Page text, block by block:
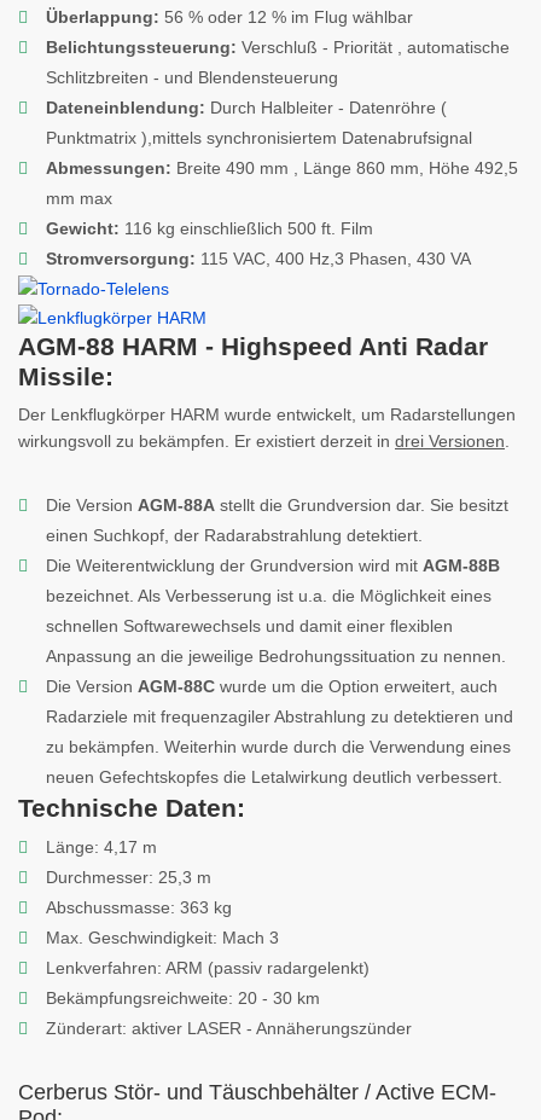
Überlappung: 56 % oder 12 % im Flug wählbar
Belichtungssteuerung: Verschluß - Priorität , automatische
Schlitzbreiten - und Blendensteuerung
Dateneinblendung: Durch Halbleiter - Datenröhre (
Punktmatrix ),mittels synchronisiertem Datenabrufsignal
Abmessungen: Breite 490 mm , Länge 860 mm, Höhe 492,5
mm max
Gewicht: 116 kg einschließlich 500 ft. Film
Stromversorgung: 115 VAC, 400 Hz,3 Phasen, 430 VA
AGM-88 HARM - Highspeed Anti Radar
Missile:
Der Lenkflugkörper HARM wurde entwickelt, um Radarstellungen
wirkungsvoll zu bekämpfen. Er existiert derzeit in drei Versionen
Die Version AGM-88A stellt die Grundversion dar. Sie besitzt
einen Suchkopf, der Radarabstrahlung detektiert.
Die Weiterentwicklung der Grundversion wird mit AGM-88B
bezeichnet. Als Verbesserung ist u.a. die Möglichkeit eines
schnellen Softwarewechsels und damit einer flexiblen
Anpassung an die jeweilige Bedrohungssituation zu nennen.
Die Version AGM-88C wurde um die Option erweitert, auch
Radarziele mit frequenzagiler Abstrahlung zu detektieren und
zu bekämpfen. Weiterhin wurde durch die Verwendung eines
neuen Gefechtskopfes die Letalwirkung deutlich verbessert.
Technische Daten:
Länge: 4,17 m
Durchmesser: 25,3 m
Abschussmasse: 363 kg
Max. Geschwindigkeit: Mach 3
Lenkverfahren: ARM (passiv radargelenkt)
Bekämpfungsreichweite: 20 - 30 km
Zünderart: aktiver LASER - Annäherungszünder
Cerberus Stör- und Täuschbehälter / Active ECM-